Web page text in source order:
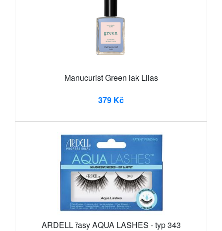
Manucurist Green lak Lilas
379 Kč
ARDELL řasy AQUA LASHES - typ 343